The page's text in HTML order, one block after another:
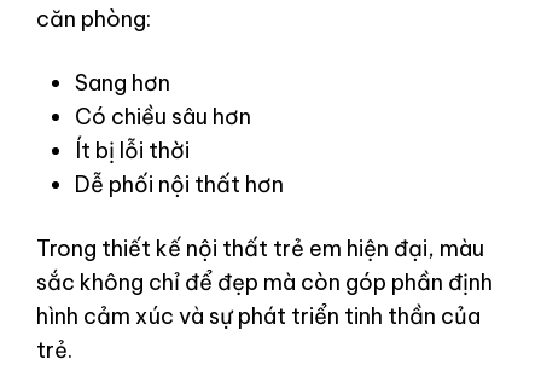
căn phòng:
Sang hơn
Có chiều sâu hơn
Ít bị lỗi thời
Dễ phối nội thất hơn
Trong thiết kế nội thất trẻ em hiện đại, màu
sắc không chỉ để đẹp mà còn góp phần định
hình cảm xúc và sự phát triển tinh thần của
trẻ.